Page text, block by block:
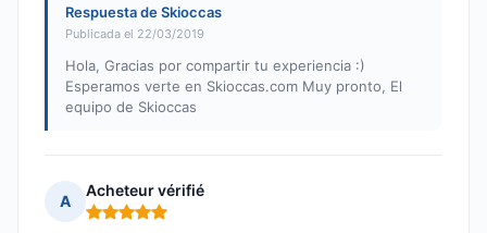
Respuesta de Skioccas
Publicada el 22/03/2019
Hola, Gracias por compartir tu experiencia :)
Esperamos verte en Skioccas.com Muy pronto, El
equipo de Skioccas
A
Acheteur vérifié
Nota: 5 de 5